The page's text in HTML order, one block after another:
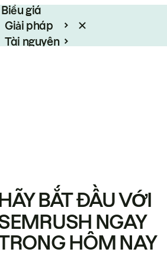
Biểu giá
Giải pháp
Tài nguyên
HÃY BẮT ĐẦU VỚI
NGAY
HÔM NAY